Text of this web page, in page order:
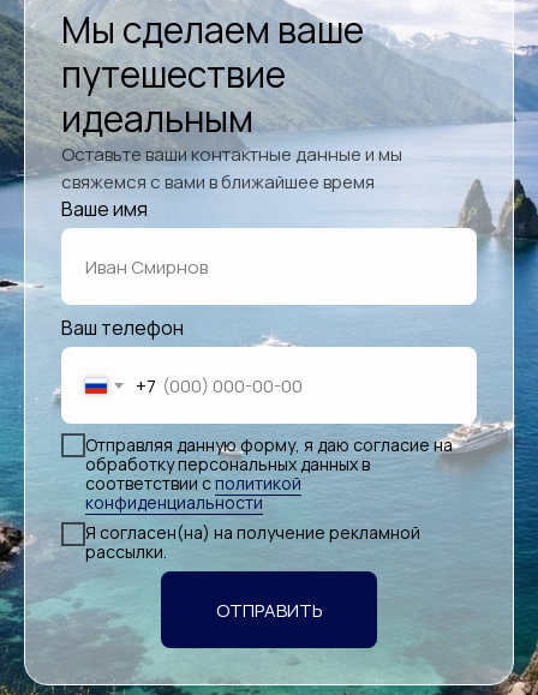
Мы сделаем ваше
путешествие
идеальным
Оставьте ваши контактные данные и мы
свяжемся с вами в ближайшее время
Ваше имя
Ваш телефон
+7
Отправляя данную форму, я даю согласие на
обработку персональных данных в
соответствии сполитикой
конфиденциальности
Я согласен(на) на получение рекламной
рассылки.
ОТПРАВИТЬ